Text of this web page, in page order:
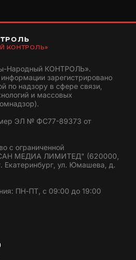
КОНТРОЛЬ»
Народный КОНТРОЛЬ».
зарегистрировано
по надзору в сфере связи,
и массовых
ЭЛ № ФС77-89373 от
с ограниченной
МЕДИА ЛИМИТЕД" (620000,
Екатеринбург, ул. Юмашева, д.
ПН-ПТ, с 09:00 до 19:00